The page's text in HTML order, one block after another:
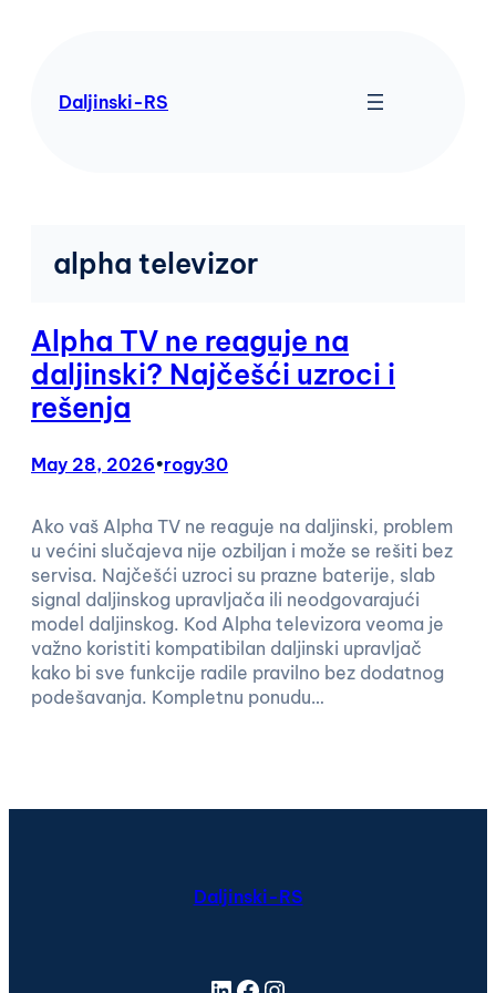
Daljinski-RS
alpha televizor
Alpha TV ne reaguje na
daljinski? Najčešći uzroci i
rešenja
May 28, 2026•rogy30
Ako vaš Alpha TV ne reaguje na daljinski, problem
u većini slučajeva nije ozbiljan i može se rešiti bez
servisa. Najčešći uzroci su prazne baterije, slab
signal daljinskog upravljača ili neodgovarajući
model daljinskog. Kod Alpha televizora veoma je
važno koristiti kompatibilan daljinski upravljač
kako bi sve funkcije radile pravilno bez dodatnog
podešavanja. Kompletnu ponudu…
Daljinski-RS